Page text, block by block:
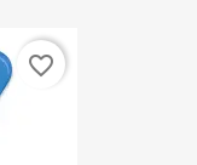
favorite_border